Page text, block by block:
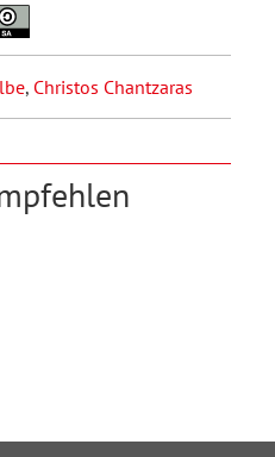
, Christos Chantzaras